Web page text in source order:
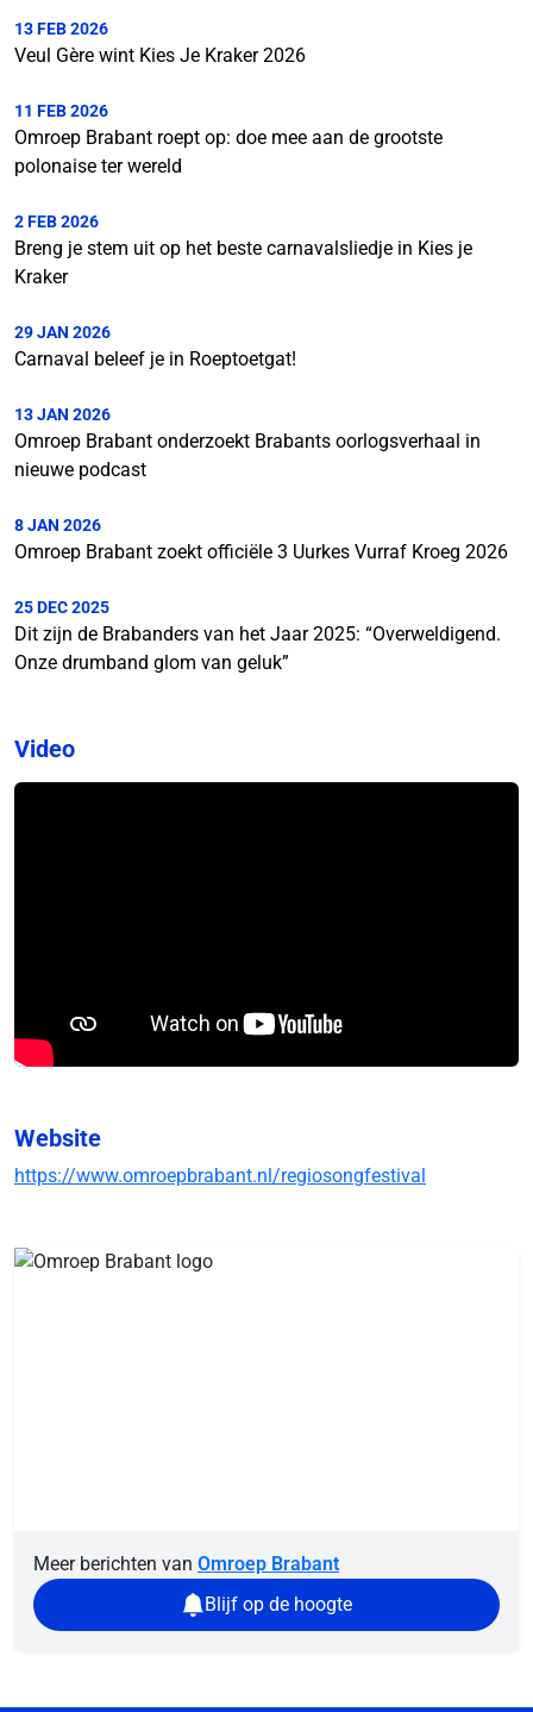
13 FEB 2026
Veul Gère wint Kies Je Kraker 2026
11 FEB 2026
Omroep Brabant roept op: doe mee aan de grootste
polonaise ter wereld
2 FEB 2026
Breng je stem uit op het beste carnavalsliedje in Kies je
Kraker
29 JAN 2026
Carnaval beleef je in Roeptoetgat!
13 JAN 2026
Omroep Brabant onderzoekt Brabants oorlogsverhaal in
nieuwe podcast
8 JAN 2026
Omroep Brabant zoekt officiële 3 Uurkes Vurraf Kroeg 2026
25 DEC 2025
Dit zijn de Brabanders van het Jaar 2025: “Overweldigend.
Onze drumband glom van geluk”
Video
Website
https://www.omroepbrabant.nl/regiosongfestival
Meer berichten van Omroep Brabant
Blijf op de hoogte